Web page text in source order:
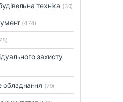
техніка (30)
(474)
захисту
обладнання (75)